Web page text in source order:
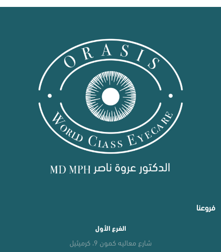
فروعنا
الفرع الأول
شارع معاليه كمون 9، كرميئيل